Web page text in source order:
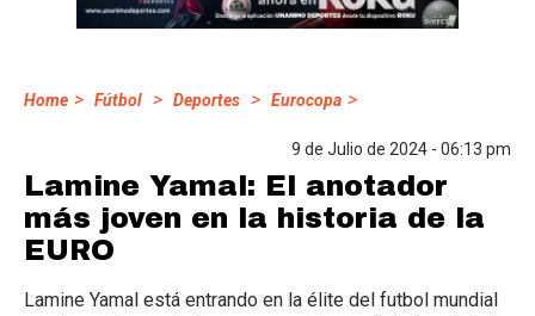
Home > Fútbol > Deportes > Eurocopa >
9 de Julio de 2024 - 06:13 pm
Lamine Yamal: El anotador
más joven en la historia de la
EURO
Lamine Yamal está entrando en la élite del futbol mundial